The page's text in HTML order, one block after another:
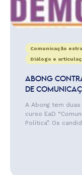
Comunicação
Diálogo e
ABONG
DE
A Abong tem
curso EaD
Política”. Os